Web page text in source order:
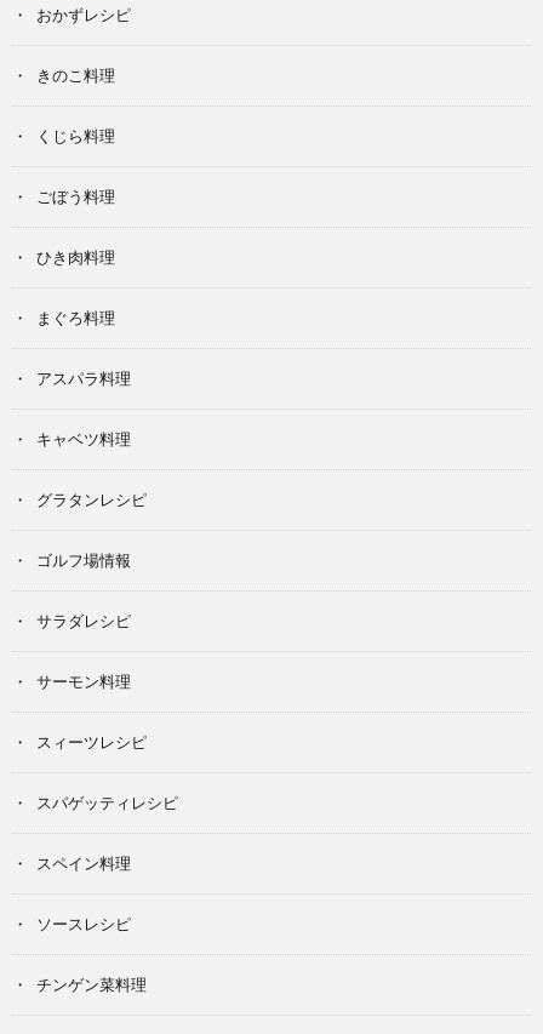
おかずレシピ
きのこ料理
くじら料理
ごぼう料理
ひき肉料理
まぐろ料理
アスパラ料理
キャベツ料理
グラタンレシピ
ゴルフ場情報
サラダレシピ
サーモン料理
スィーツレシピ
スパゲッティレシピ
スペイン料理
ソースレシピ
チンゲン菜料理